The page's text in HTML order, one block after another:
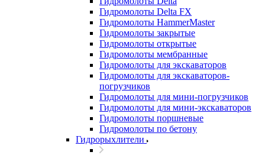
Гидромолоты Delta FX
Гидромолоты HammerMaster
Гидромолоты закрытые
Гидромолоты открытые
Гидромолоты мембранные
Гидромолоты для экскаваторов
Гидромолоты для экскаваторов-
погрузчиков
Гидромолоты для мини-погрузчиков
Гидромолоты для мини-экскаваторов
Гидромолоты поршневые
Гидромолоты по бетону
Гидрорыхлители